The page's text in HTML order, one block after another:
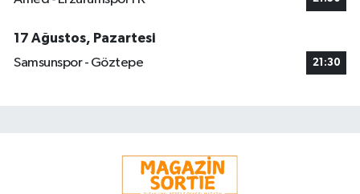
17 Ağustos, Pazartesi
Samsunspor - Göztepe
21:30